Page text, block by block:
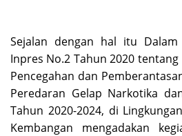
Sejalan dengan hal itu
Inpres No.2 Tahun 2020 tentang
Pencegahan dan
Peredaran Gelap Narkotika
Tahun 2020-2024, di
Kembangan mengadakan